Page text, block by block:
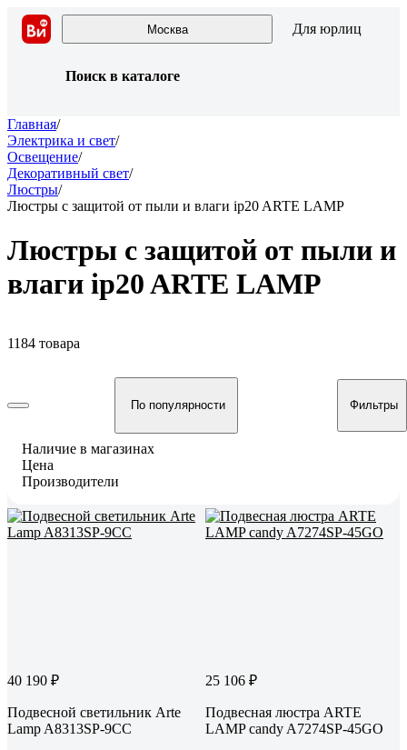
Москва Для юрлиц
Поиск в каталоге
Главная/
Электрика и свет/
Освещение/
Декоративный свет/
Люстры/
Люстры с защитой от пыли и влаги ip20 ARTE LAMP
Люстры с защитой от пыли и
влаги ip20 ARTE LAMP
1184 товара
По популярности Фильтры
Наличие в магазинах
Цена
Производители
40 190 ₽
Подвесной светильник Arte
Lamp A8313SP-9CC
25 106 ₽
Подвесная люстра ARTE
LAMP candy A7274SP-45GO